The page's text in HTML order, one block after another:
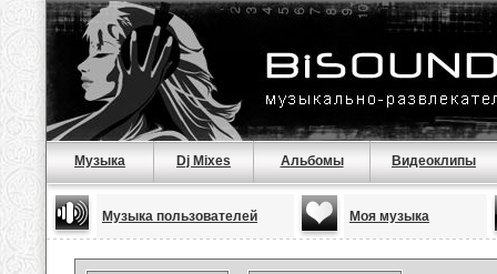
Музыка Dj Mixes Альбомы Видеоклипы
Музыка пользователей Моя музыка